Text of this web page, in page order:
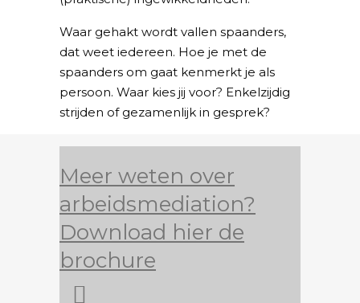
Waar gehakt wordt vallen spaanders,
dat weet iedereen. Hoe je met de
spaanders om gaat kenmerkt je als
persoon. Waar kies jij voor? Enkelzijdig
strijden of gezamenlijk in gesprek?
Meer weten over
arbeidsmediation?
Download hier de
brochure